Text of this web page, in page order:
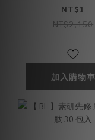
NT$1
NT$2,150
加入購物車